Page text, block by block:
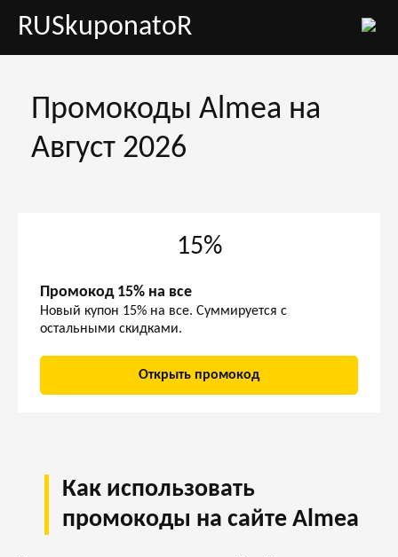
RUSkuponatoR
Промокоды Almea на
Август 2026
15%
Промокод 15% на все
Новый купон 15% на все. Суммируется с
остальными скидками.
Открыть промокод
Как использовать
промокоды на сайте Almea